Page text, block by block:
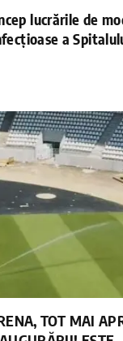
lucrările de
a
TOT MAI